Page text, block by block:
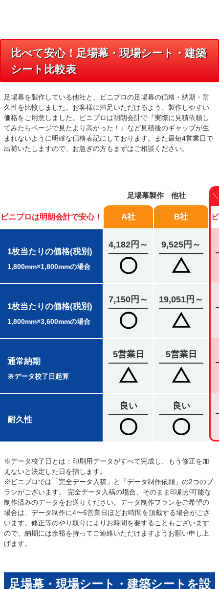
比べて安心！足場幕・現場シート・建築
シート比較表
足場幕を製作している他社と、ビニプロの足場幕の価格・納期・耐
久性を比較しました。お客様に満足いただけるよう、製作しやすい
価格をご用意しました。ビニプロは明朗会計で『実際に見積依頼し
てみたらページで見たより高かった！』など見積後のギャップが生
まれないように明確な価格表記にしております。また最短4営業日で
出荷いたしますので、お急ぎの方もまずはご相談ください。
足場幕製作 他社
ビニプロは明朗会計で安心！ A社 B社
1枚当たりの価格(税別)
1,800mm×1,800mmの場合
4,182円～ 9,525円～
1枚当たりの価格(税別)
1,800mm×3,600mmの場合
7,150円～ 19,051円～
通常納期
※データ校了日起算
5営業日 5営業日
耐久性
良い 良い
※データ校了日とは：印刷用データがすべて完成し、もう修正を加
えないと決定した日を指します。
※ビニプロでは「完全データ入稿」と「データ制作依頼」の2つのプ
ランがございます。 完全データ入稿の場合、そのまま印刷が可能な
制作済みのデータをお送りください。データ制作プランをご希望の
場合は、データ制作に4〜6営業日ほどお時間を頂戴する場合がござ
います。修正等のやり取りによりお時間を要することもございます
ので、納期には余裕を持ってご連絡いただけますようお願い申し上
げます。
足場幕・現場シート・建築シートを設